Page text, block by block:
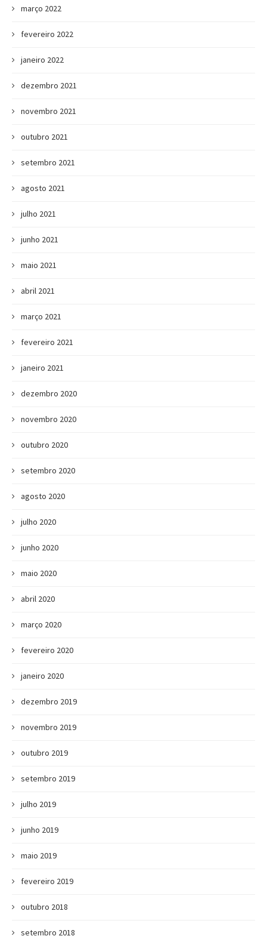
março 2022
fevereiro 2022
janeiro 2022
dezembro 2021
novembro 2021
outubro 2021
setembro 2021
agosto 2021
julho 2021
junho 2021
maio 2021
abril 2021
março 2021
fevereiro 2021
janeiro 2021
dezembro 2020
novembro 2020
outubro 2020
setembro 2020
agosto 2020
julho 2020
junho 2020
maio 2020
abril 2020
março 2020
fevereiro 2020
janeiro 2020
dezembro 2019
novembro 2019
outubro 2019
setembro 2019
julho 2019
junho 2019
maio 2019
fevereiro 2019
outubro 2018
setembro 2018